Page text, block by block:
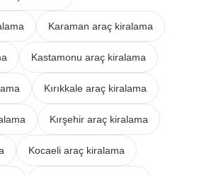
Karaman araç kiralama
Kastamonu araç kiralama
Kırıkkale araç kiralama
Kırşehir araç kiralama
Kocaeli araç kiralama